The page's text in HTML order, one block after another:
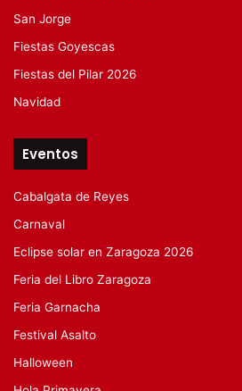
San Jorge
Fiestas Goyescas
Fiestas del Pilar 2026
Navidad
Eventos
Cabalgata de Reyes
Carnaval
Eclipse solar en Zaragoza 2026
Feria del Libro Zaragoza
Feria Garnacha
Festival Asalto
Halloween